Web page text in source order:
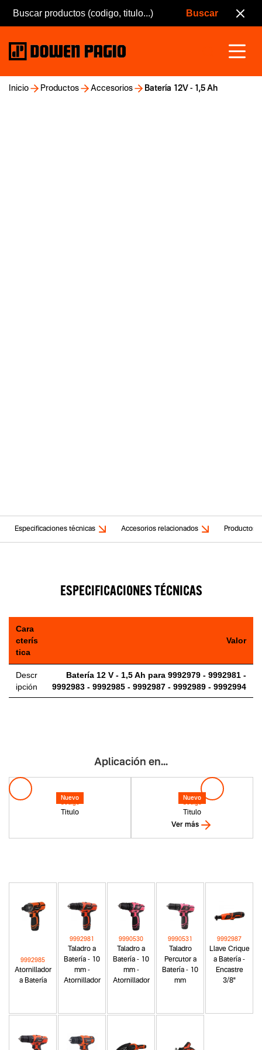
Inicio Productos Accesorios Batería 12V - 1,5 Ah
Especificaciones técnicas Accesorios relacionados Productos
ESPECIFICACIONES TÉCNICAS
Cara
cterís
tica
Valor
Descr
ipción
Batería 12 V - 1,5 Ah para 9992979 - 9992981 -
9992983 - 9992985 - 9992987 - 9992989 - 9992994
Aplicación en...
Nuevo
Titulo
Codigo
Nuevo
Titulo
Codigo
Ver más
Atornillador
a Batería
9992985
Taladro a
Batería - 10
mm -
Atornillador
9992981
Taladro a
Batería - 10
mm -
Atornillador
9990530
Taladro
Percutor a
Batería - 10
mm
9990531
Llave Crique
a Batería -
Encastre
3/8"
9992987